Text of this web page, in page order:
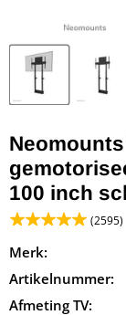
100 inch
(2595)
Merk:
Artikelnummer:
Afmeting TV: